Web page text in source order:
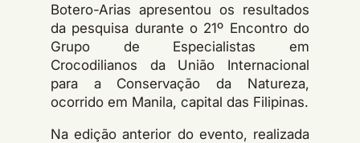
Botero-Arias apresentou os resultados
da pesquisa durante o 21º Encontro do
Grupo de Especialistas em
Crocodilianos da União Internacional
para a Conservação da Natureza,
ocorrido em Manila, capital das Filipinas.
Na edição anterior do evento, realizada